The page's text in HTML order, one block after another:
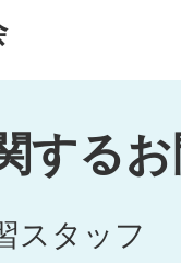
する
スタッフ